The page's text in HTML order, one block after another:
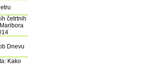
četrtnih
Dnevu
Kako